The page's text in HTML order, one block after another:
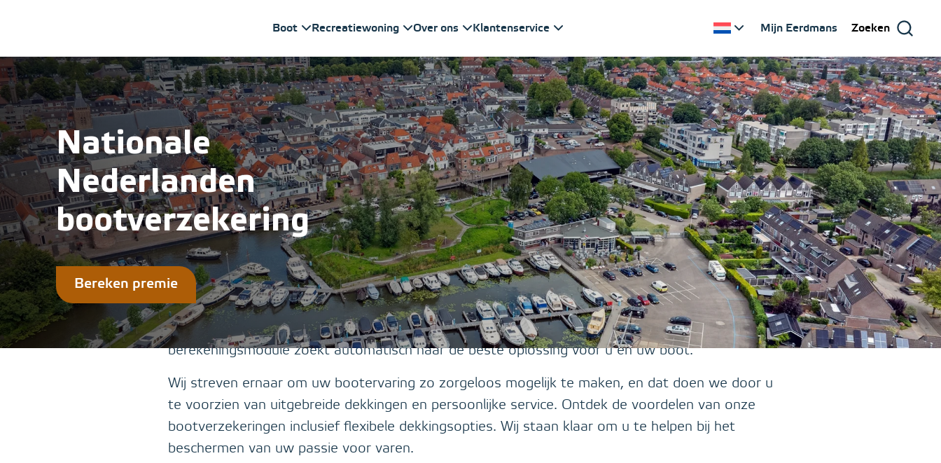
Boot Recreatiewoning Over ons Klantenservice Mijn Eerdmans Zoeken
Nationale
Nederlanden
bootverzekering
Bereken premie
Home>Bootverzekering>Nationale Nederlanden
Welkom bij Eerdmans, dé specialist in bootverzekeringen met meer dan 50 jaar ervaring!
Vanaf nu is het mogelijk dat naast de bootverzekering van Eerdmans ook die van Nationale
Nederlanden getoond wordt wanneer u de premie voor een bootverzekering berekent. Onze
berekeningsmodule zoekt automatisch naar de beste oplossing voor u en uw boot.
Wij streven ernaar om uw bootervaring zo zorgeloos mogelijk te maken, en dat doen we door u
te voorzien van uitgebreide dekkingen en persoonlijke service. Ontdek de voordelen van onze
bootverzekeringen inclusief flexibele dekkingsopties. Wij staan klaar om u te helpen bij het
beschermen van uw passie voor varen.